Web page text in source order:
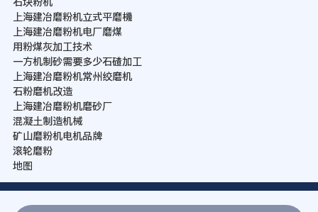
上海建冶磨粉机立式平磨機
上海建冶磨粉机电厂磨煤
用粉煤灰加工技术
一方机制砂需要多少石碴加工
上海建冶磨粉机常州绞磨机
石粉磨机改造
上海建冶磨粉机磨砂厂
混凝土制造机械
矿山磨粉机电机品牌
滚轮磨粉
地图